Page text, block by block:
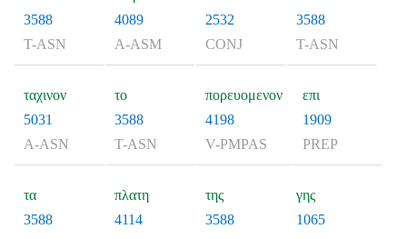
3588
T-ASN
4089
A-ASM
2532
CONJ
3588
T-ASN
ταχινον
5031
A-ASN
το
3588
T-ASN
πορευομενον
4198
V-PMPAS
επι
1909
PREP
τα
3588
πλατη
4114
της
3588
γης
1065